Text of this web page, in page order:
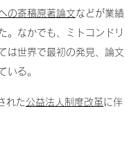
の寄稿原著論文などが業績
。なかでも、ミトコンドリ
は世界で最初の発見、論文
いる。
れた公益法人制度改革 に伴